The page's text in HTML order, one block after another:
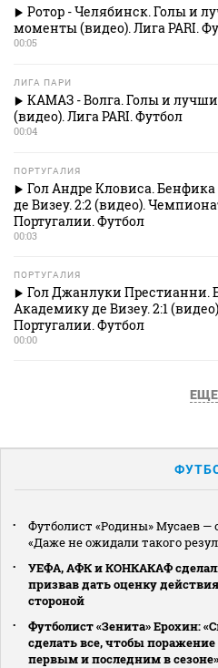
Ротор - Челябинск. Голы и
моменты (видео). Лига PARI.
00:05
ЛИГА ПАРИ
КАМАЗ - Волга. Голы и
(видео). Лига PARI. Футбол
00:04
ПОРТУГАЛИЯ
Гол Андре Кловиса.
де Визеу. 2:2 (видео).
Португалии. Футбол
00:03
ПОРТУГАЛИЯ
Гол Джанлуки Престианни.
Академику де Визеу. 2:1
Португалии. Футбол
00:00
ЕЩЕ
Футболист «Родины» Мусаев —
«Даже не ожидали такого
УЕФА, АФК и КОНКАКАФ
призвав дать оценку
стороной
Футболист «Зенита» Ерохин:
сделать все, чтобы
первым и последним в сезоне»